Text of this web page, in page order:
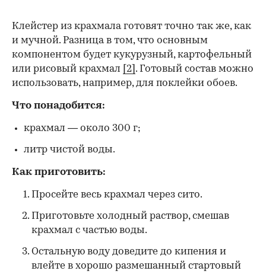
Клейстер из крахмала готовят точно так же, как
и мучной. Разница в том, что основным
компонентом будет кукурузный, картофельный
или рисовый крахмал
[2] . Готовый состав можно
использовать, например, для поклейки обоев.
Что понадобится:
крахмал — около 300 г;
литр чистой воды.
Как приготовить:
Просейте весь крахмал через сито.
Приготовьте холодный раствор, смешав
крахмал с частью воды.
Остальную воду доведите до кипения и
влейте в хорошо размешанный стартовый